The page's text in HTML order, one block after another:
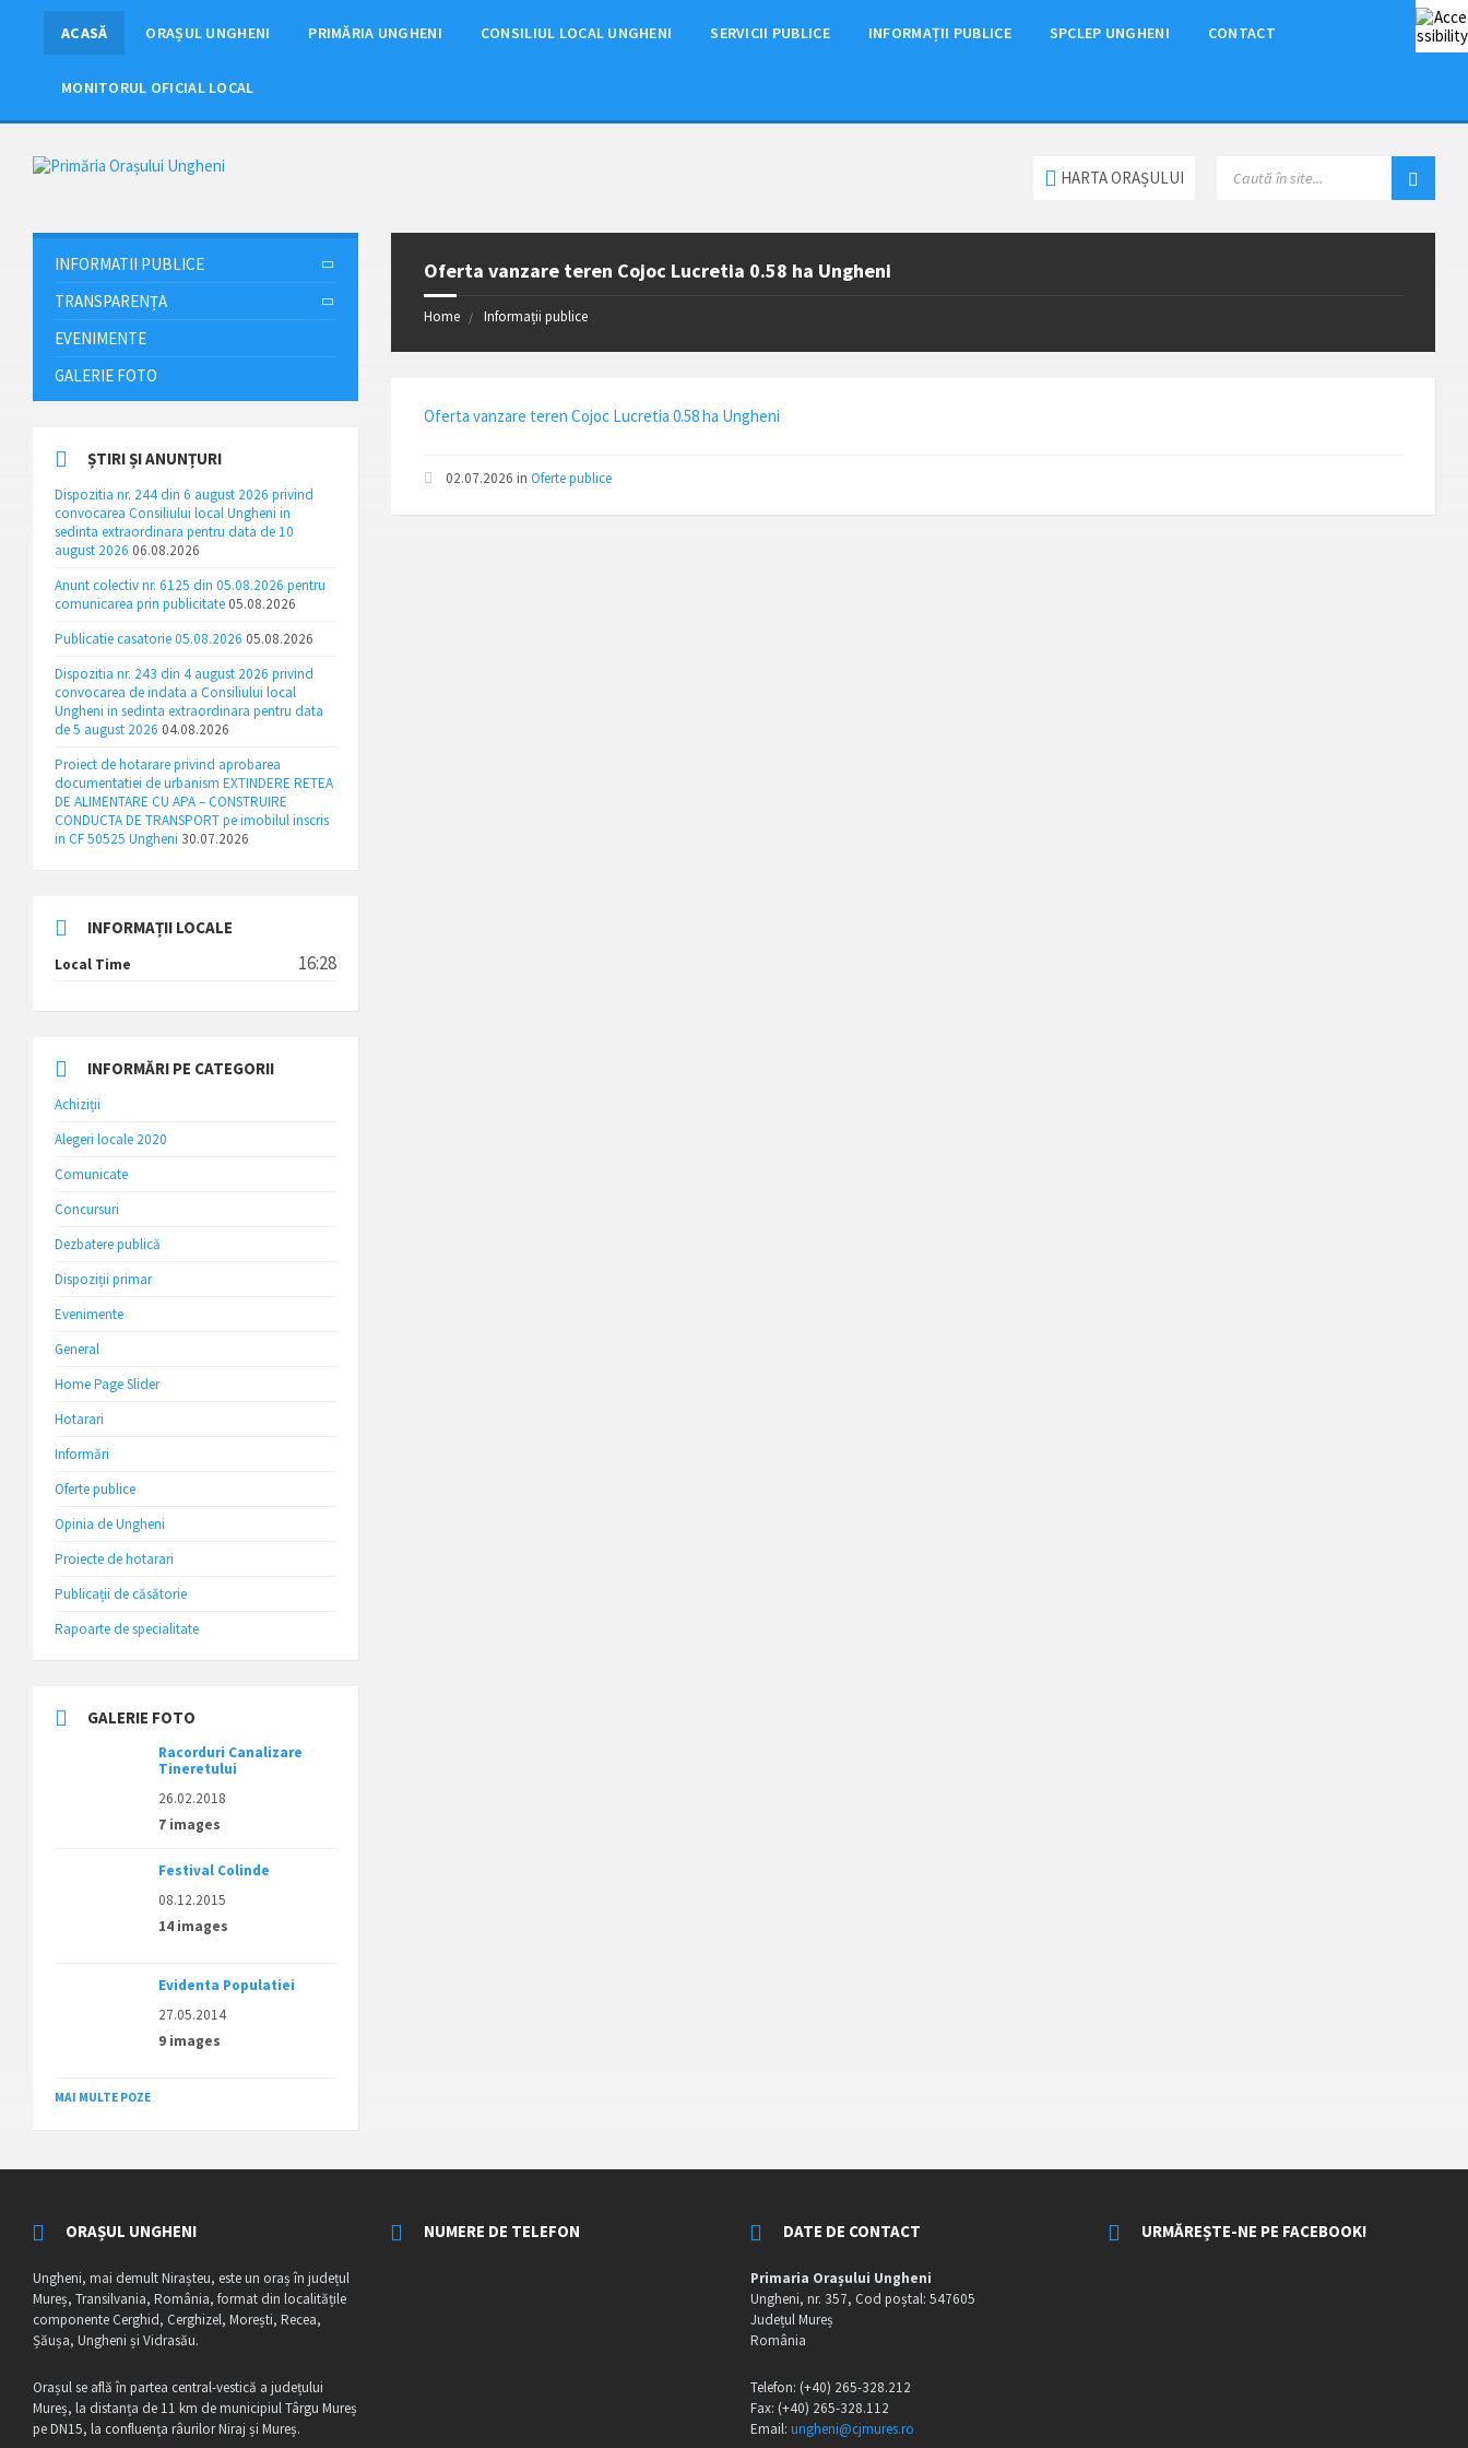
ACASĂ ORAȘUL UNGHENI PRIMĂRIA UNGHENI CONSILIUL LOCAL UNGHENI SERVICII PUBLICE INFORMAȚII PUBLICE SPCLEP UNGHENI CONTACT
MONITORUL OFICIAL LOCAL
HARTA ORAȘULUI
Oferta vanzare teren Cojoc Lucretia 0.58 ha Ungheni
Home Informații publice
Oferta vanzare teren Cojoc Lucretia 0.58 ha Ungheni
02.07.2026inOferte publice
INFORMATII PUBLICE
TRANSPARENȚA
EVENIMENTE
GALERIE FOTO
ȘTIRI ȘI ANUNȚURI
Dispozitia nr. 244 din 6 august 2026 privind
convocarea Consiliului local Ungheni in
sedinta extraordinara pentru data de 10
august 2026 06.08.2026
Anunt colectiv nr. 6125 din 05.08.2026 pentru
comunicarea prin publicitate 05.08.2026
Publicatie casatorie 05.08.2026 05.08.2026
Dispozitia nr. 243 din 4 august 2026 privind
convocarea de indata a Consiliului local
Ungheni in sedinta extraordinara pentru data
de 5 august 2026 04.08.2026
Proiect de hotarare privind aprobarea
documentatiei de urbanism EXTINDERE RETEA
DE ALIMENTARE CU APA – CONSTRUIRE
CONDUCTA DE TRANSPORT pe imobilul inscris
in CF 50525 Ungheni 30.07.2026
INFORMAȚII LOCALE
Local Time 16:28
INFORMĂRI PE CATEGORII
Achiziții
Alegeri locale 2020
Comunicate
Concursuri
Dezbatere publică
Dispoziții primar
Evenimente
General
Home Page Slider
Hotarari
Informări
Oferte publice
Opinia de Ungheni
Proiecte de hotarari
Publicații de căsătorie
Rapoarte de specialitate
GALERIE FOTO
Racorduri Canalizare
Tineretului
26.02.2018
7 images
Festival Colinde
08.12.2015
14 images
Evidenta Populatiei
27.05.2014
9 images
MAI MULTE POZE
ORAȘUL UNGHENI
Ungheni, mai demult Nirașteu, este un oraș în județul
Mureș, Transilvania, România, format din localitățile
componente Cerghid, Cerghizel, Morești, Recea,
Șăușa, Ungheni și Vidrasău.
Orașul se află în partea central-vestică a județului
Mureș, la distanța de 11 km de municipiul Târgu Mureș
pe DN15, la confluența râurilor Niraj și Mureș.
NUMERE DE TELEFON DATE DE CONTACT
Primaria Orașului Ungheni
Ungheni, nr. 357, Cod poștal: 547605
Județul Mureș
România
Telefon: (+40) 265-328.212
Fax: (+40) 265-328.112
Email: ungheni@cjmures.ro
URMĂREȘTE-NE PE FACEBOOK!